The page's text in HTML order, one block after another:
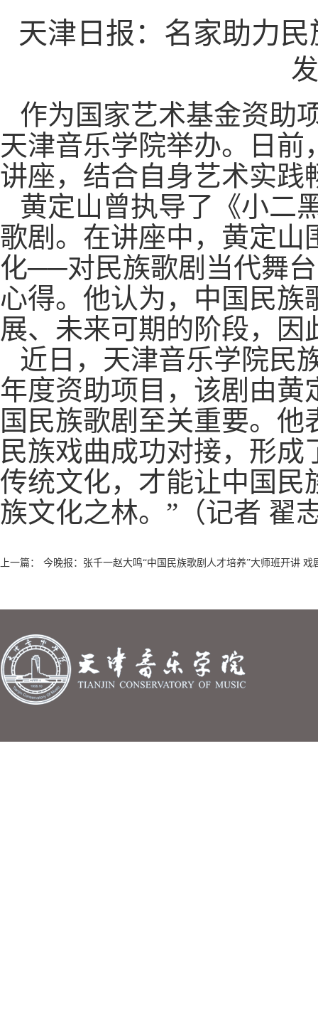
天津日报：名家助力
作为国家艺术基金资助
天津音乐学院举办。日
讲座，结合自身艺术实践
黄定山曾执导了《小二
歌剧。在讲座中，黄定山
化──对民族歌剧当代舞
心得。他认为，中国民
展、未来可期的阶段，
近日，天津音乐学院民
年度资助项目，该剧由黄
国民族歌剧至关重要。
民族戏曲成功对接，形
传统文化，才能让中国民
族文化之林。”（记者 翟
上一篇： 今晚报：张千一赵大鸣“中国民族歌剧人才培养”大师班开讲 戏